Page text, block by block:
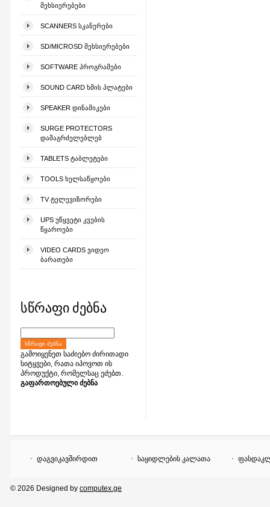
ᲛᲔᲮᲡᲘᲔᲠᲔᲑᲔᲑᲘ
SCANNERS ᲡᲙᲐᲜᲔᲠᲔᲑᲘ
SD/MICROSD ᲛᲔᲮᲡᲘᲔᲠᲔᲑᲔᲑᲘ
SOFTWARE ᲞᲠᲝᲒᲠᲐᲛᲔᲑᲘ
SOUND CARD ᲮᲛᲘᲡ ᲞᲚᲐᲢᲔᲑᲘ
SPEAKER ᲓᲘᲜᲐᲛᲘᲙᲔᲑᲘ
SURGE PROTECTORS
ᲓᲐᲛᲐᲒᲠᲫᲔᲚᲔᲑᲚᲔᲑ
TABLETS ᲢᲐᲑᲚᲔᲢᲔᲑᲘ
TOOLS ᲮᲔᲚᲡᲐᲬᲧᲝᲔᲑᲘ
TV ᲢᲔᲚᲔᲕᲘᲖᲝᲠᲔᲑᲘ
UPS ᲣᲬᲧᲕᲔᲢᲘ ᲙᲕᲔᲑᲘᲡ
ᲬᲧᲐᲠᲝᲔᲑᲘ
VIDEO CARDS ᲕᲘᲓᲔᲝ
ᲑᲐᲠᲐᲗᲔᲑᲘ
სწრაფი ძებნა
ᲡᲬᲠᲐᲤᲘ ᲫᲔᲑᲜᲐ
გამოიყენეთ საძიებო ძირითადი
სიტყვები, რათა იპოვოთ ის
პროდუქტი, რომელსაც ეძებთ.
გაფართოებული ძებნა
დაგვიკავშირდით საყიდლების კალათა
© 2026 Designed by computex.ge